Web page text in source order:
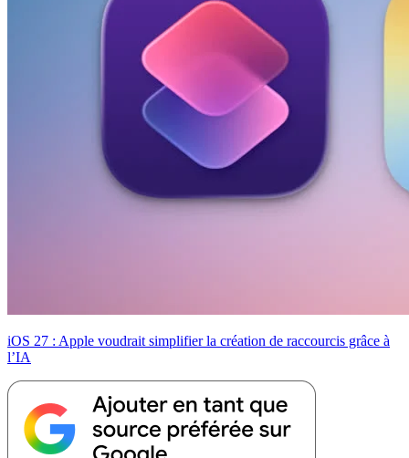
iOS 27 : Apple voudrait simplifier la création de raccourcis grâce à
l’IA